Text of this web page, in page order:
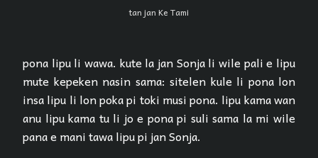
tan jan Ke Tami
pona lipu li wawa. kute la jan Sonja li wile pali e lipu
mute kepeken nasin sama: sitelen kule li pona lon
insa lipu li lon poka pi toki musi pona. lipu kama wan
anu lipu kama tu li jo e pona pi suli sama la mi wile
pana e mani tawa lipu pi jan Sonja.